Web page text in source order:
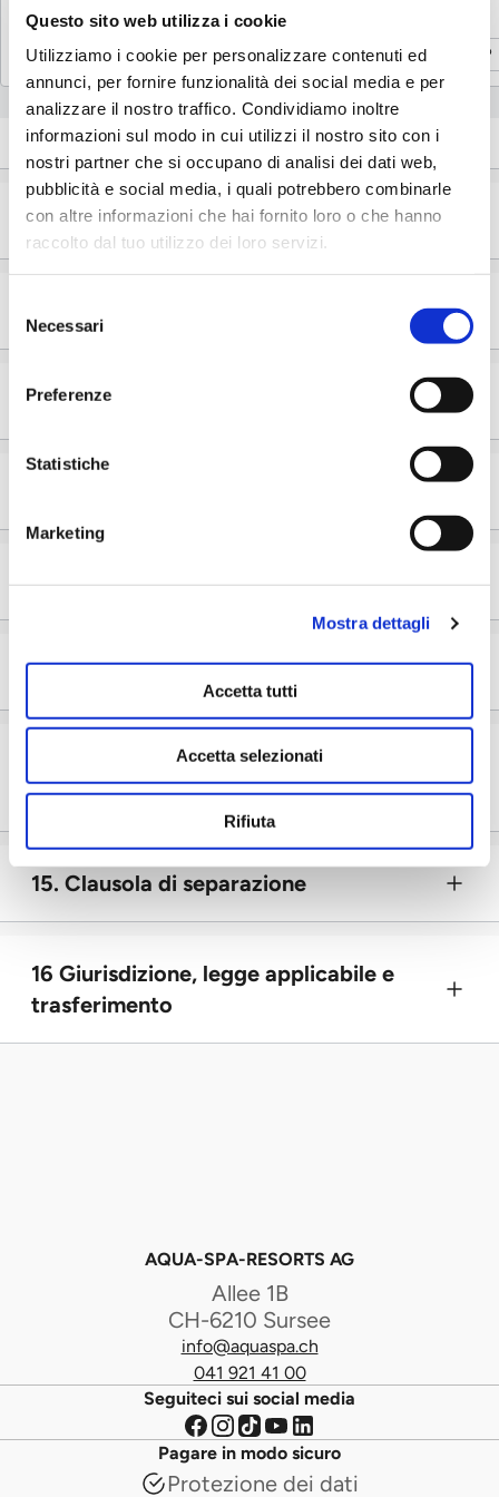
Questo sito web utilizza i cookie
Utilizziamo i cookie per personalizzare contenuti ed
annunci, per fornire funzionalità dei social media e per
analizzare il nostro traffico. Condividiamo inoltre
informazioni sul modo in cui utilizzi il nostro sito con i
nostri partner che si occupano di analisi dei dati web,
pubblicità e social media, i quali potrebbero combinarle
con altre informazioni che hai fornito loro o che hanno
raccolto dal tuo utilizzo dei loro servizi.
del
consenso
Necessari
Preferenze
Statistiche
Marketing
Mostra dettagli
Accetta tutti
Accetta selezionati
Rifiuta
Scopri di più
Scopri di più Scopri di più
7. buoni regalo danneggiati
8. credito/conto
10. Responsabilità
12. protezione dei dati
13. sede di lavoro
14. modifiche alle GTC e ai regolamenti
per la casa e la balneazione
15. Clausola di separazione
16 Giurisdizione, legge applicabile e
trasferimento
AQUA-SPA-RESORTS AG
Allee 1B
CH-6210 Sursee
info@aquaspa.ch
041 921 41 00
Seguiteci sui social media
Pagare in modo sicuro
Protezione dei dati